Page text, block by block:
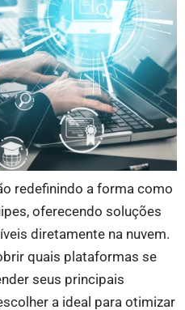
redefinindo a forma como
oferecendo soluções
diretamente na nuvem.
quais plataformas se
seus principais
a ideal para otimizar